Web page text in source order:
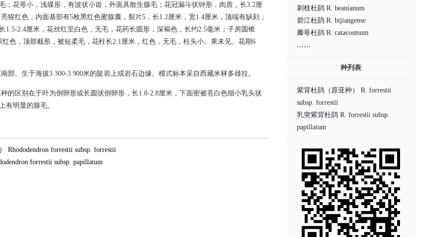
；花萼小，浅碟形，有波状小齿，外面具散生腺毛；花冠漏斗状钟形，肉质，长3.2厘
猩红色，内面基部有5枚黑红色蜜腺囊，裂片5，长1.2厘米，宽1.4厘米，顶端有缺刻；
1.5-2.4厘米，花丝红至白色，无毛，花药长圆形，深褐色，长约2.5毫米；子房圆锥
红色，顶部截形，被短柔毛，花柱长2.1厘米，红色，无毛，柱头小。果未见。花期6
部。生于海拔3 300-3 900米的陡岩上或岩石边缘。模式标本采自西藏米林多雄拉。
的区别在于叶为倒卵形或长圆状倒卵形，长1.8-2.8厘米，下面密被苍白色细小乳头状
有明显的腺毛。
Rhododendron forrestii subsp. forrestii
forrestii subsp. papillatum
刺枝杜鹃 R. beanianum
碧江杜鹃 R. bijiangense
瓣萼杜鹃 R. catacosmum
……
种列表
紫背杜鹃（原亚种） R. forrestii
subsp. forrestii
乳突紫背杜鹃 R. forrestii subsp.
papillatum